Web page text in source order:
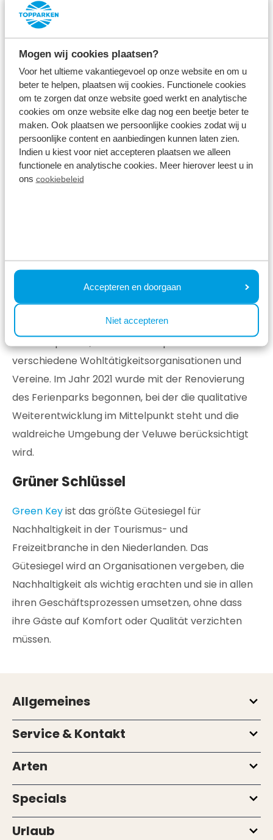
Mogen wij cookies plaatsen?
Voor het ultieme vakantiegevoel op onze website en om u
beter te helpen, plaatsen wij cookies. Functionele cookies
om te zorgen dat onze website goed werkt en analytische
cookies om onze website elke dag nog een beetje beter te
maken. Ook plaatsen we persoonlijke cookies zodat wij u
persoonlijke content en aanbiedingen kunnen laten zien.
Indien u kiest voor niet accepteren plaatsen we alleen
functionele en analytische cookies. Meer hierover leest u in
ons cookiebeleid
Accepteren en doorgaan
Niet accepteren
Werden Sie demnächst im
übernachten? Dann schauen Sie sich unsere
Nachhaltige Ferienhäuser (mit
Sonnenkollektoren)
Waldstück im Park, in dem die Natur ihren
eigenen Lauf nehmen kann
Verkauf von regionalen Produkten (an der
Rezeption)
Insektenhotels und Nistkästen für Vögel
Mehr als Natur
geht über einen positiven Beitrag zur
Natur hinaus. So beteiligt sich Bospark Ede aktiv an
regionalen Partnerschaften wie Vitale
Vakantieparken, und der Ferienpark unterstützt
verschiedene Wohltätigkeitsorganisationen und
Vereine. Im Jahr 2021 wurde mit der Renovierung
des Ferienparks begonnen, bei der die qualitative
Weiterentwicklung im Mittelpunkt steht und die
waldreiche Umgebung der Veluwe berücksichtigt
wird.
Grüner Schlüssel
Green Keyist das größte Gütesiegel für
Nachhaltigkeit in der Tourismus- und
Freizeitbranche in den Niederlanden. Das
Gütesiegel wird an Organisationen vergeben, die
Nachhaltigkeit als wichtig erachten und sie in allen
ihren Geschäftsprozessen umsetzen, ohne dass
ihre Gäste auf Komfort oder Qualität verzichten
müssen.
Allgemeines
Service & Kontakt
Arten
Specials
Urlaub